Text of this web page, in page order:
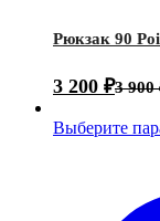
Рюкзак 90
3 200 ₽3 900
Выберите